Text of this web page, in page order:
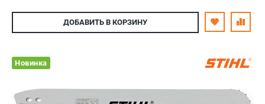
ДОБАВИТЬ В КОРЗИНУ
Новинка